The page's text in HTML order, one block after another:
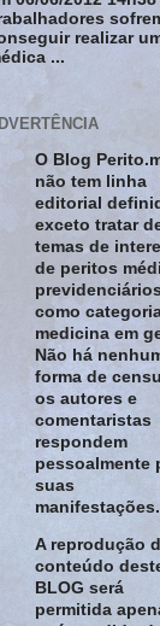
realizar
...
O Blog
não tem linha
editorial
exceto tratar
temas de
de peritos
como
medicina em
Não há
forma de
os autores e
comentaristas
respondem
pessoalmente
suas
manifestações.
A reprodução
conteúdo
BLOG será
permitida